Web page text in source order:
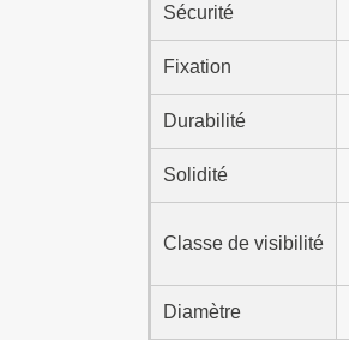
Sécurité
Fixation
Durabilité
Solidité
Classe de visibilité
Diamètre